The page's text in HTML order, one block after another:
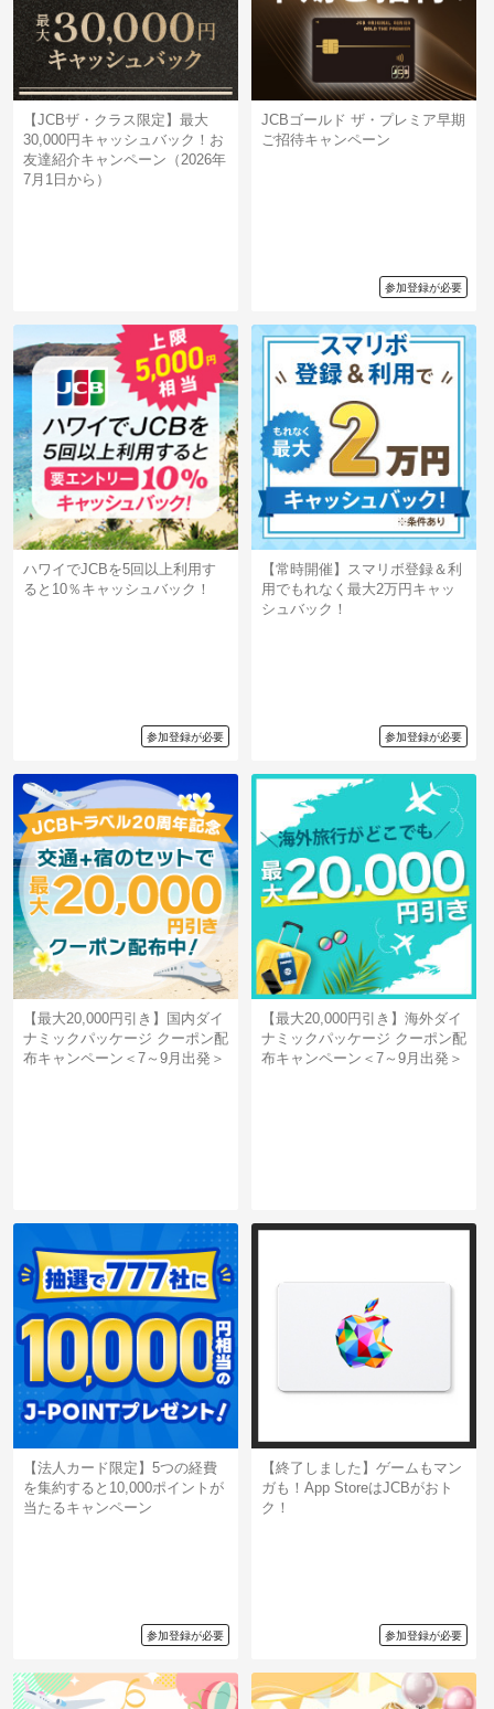
【JCBザ・クラス限定】最大
30,000円キャッシュバック！お
友達紹介キャンペーン（2026年
7月1日から）
ハワイでJCBを5回以上利用す
ると10％キャッシュバック！
参加登録が必要
【最大20,000円引き】国内ダイ
ナミックパッケージ クーポン配
布キャンペーン＜7～9月出発＞
【法人カード限定】5つの経費
を集約すると10,000ポイントが
当たるキャンペーン
参加登録が必要
JCBゴールド ザ・プレミア早期
ご招待キャンペーン
参加登録が必要
【常時開催】スマリボ登録＆利
用でもれなく最大2万円キャッ
シュバック！
参加登録が必要
【最大20,000円引き】海外ダイ
ナミックパッケージ クーポン配
布キャンペーン＜7～9月出発＞
【終了しました】ゲームもマン
ガも！App StoreはJCBがおト
ク！
参加登録が必要